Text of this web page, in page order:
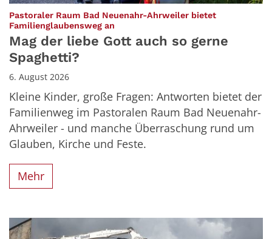
Pastoraler Raum Bad Neuenahr-Ahrweiler bietet
Familienglaubensweg an
Mag der liebe Gott auch so gerne
Spaghetti?
6. August 2026
Kleine Kinder, große Fragen: Antworten bietet der
Familienweg im Pastoralen Raum Bad Neuenahr-
Ahrweiler - und manche Überraschung rund um
Glauben, Kirche und Feste.
Mehr